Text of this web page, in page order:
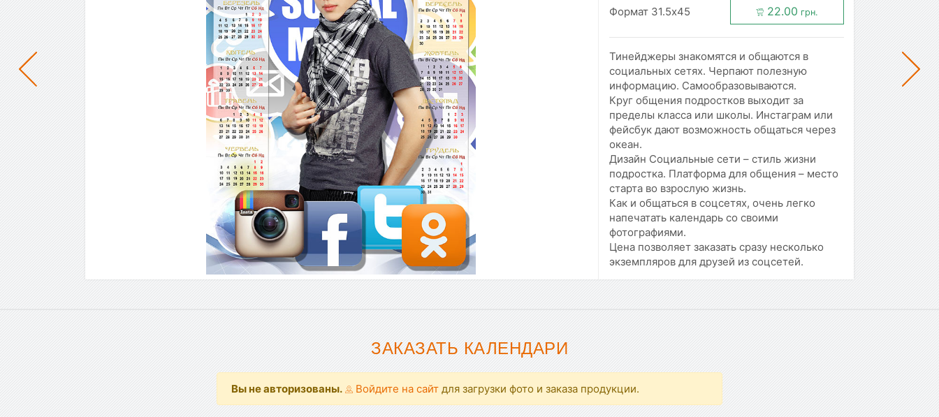
Формат 31.5x45 22.00 грн.
Тинейджеры знакомятся и общаются в
социальных сетях. Черпают полезную
информацию. Самообразовываются.
Круг общения подростков выходит за
пределы класса или школы. Инстаграм или
фейсбук дают возможность общаться через
океан.
Дизайн Социальные сети – стиль жизни
подростка. Платформа для общения – место
старта во взрослую жизнь.
Как и общаться в соцсетях, очень легко
напечатать календарь со своими
фотографиями.
Цена позволяет заказать сразу несколько
экземпляров для друзей из соцсетей.
ЗАКАЗАТЬ КАЛЕНДАРИ
Вы не авторизованы. Войдите на сайт для загрузки фото и заказа продукции.